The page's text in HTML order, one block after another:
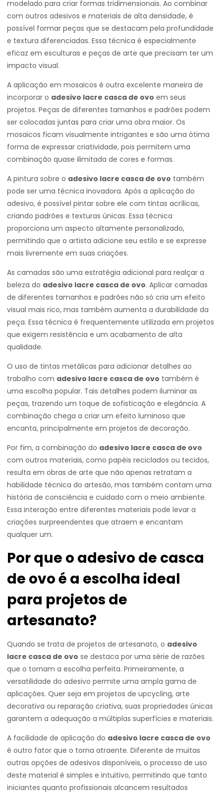
modelado para criar formas tridimensionais. Ao combinar
com outros adesivos e materiais de alta densidade, é
possível formar peças que se destacam pela profundidade
e textura diferenciadas. Essa técnica é especialmente
eficaz em esculturas e peças de arte que precisam ter um
impacto visual.
A aplicação em mosaicos é outra excelente maneira de
incorporar o adesivo lacre casca de ovo em seus
projetos. Peças de diferentes tamanhos e padrões podem
ser colocadas juntas para criar uma obra maior. Os
mosaicos ficam visualmente intrigantes e são uma ótima
forma de expressar criatividade, pois permitem uma
combinação quase ilimitada de cores e formas.
A pintura sobre o adesivo lacre casca de ovo também
pode ser uma técnica inovadora. Após a aplicação do
adesivo, é possível pintar sobre ele com tintas acrílicas,
criando padrões e texturas únicas. Essa técnica
proporciona um aspecto altamente personalizado,
permitindo que o artista adicione seu estilo e se expresse
mais livremente em suas criações.
As camadas são uma estratégia adicional para realçar a
beleza do adesivo lacre casca de ovo. Aplicar camadas
de diferentes tamanhos e padrões não só cria um efeito
visual mais rico, mas também aumenta a durabilidade da
peça. Essa técnica é frequentemente utilizada em projetos
que exigem resistência e um acabamento de alta
qualidade.
O uso de tintas metálicas para adicionar detalhes ao
trabalho com adesivo lacre casca de ovo também é
uma escolha popular. Tais detalhes podem iluminar as
peças, trazendo um toque de sofisticação e elegância. A
combinação chega a criar um efeito luminoso que
encanta, principalmente em projetos de decoração.
Por fim, a combinação do adesivo lacre casca de ovo
com outros materiais, como papéis reciclados ou tecidos,
resulta em obras de arte que não apenas retratam a
habilidade técnica do artesão, mas também contam uma
história de consciência e cuidado com o meio ambiente.
Essa interação entre diferentes materiais pode levar a
criações surpreendentes que atraem e encantam
qualquer um.
Por que o adesivo de casca
de ovo é a escolha ideal
para projetos de
artesanato?
Quando se trata de projetos de artesanato, o adesivo
lacre casca de ovo se destaca por uma série de razões
que o tornam a escolha perfeita. Primeiramente, a
versatilidade do adesivo permite uma ampla gama de
aplicações. Quer seja em projetos de upcycling, arte
decorativa ou reparação criativa, suas propriedades únicas
garantem a adequação a múltiplas superfícies e materiais.
A facilidade de aplicação do adesivo lacre casca de ovo
é outro fator que o torna atraente. Diferente de muitas
outras opções de adesivos disponíveis, o processo de uso
deste material é simples e intuitivo, permitindo que tanto
iniciantes quanto profissionais alcancem resultados